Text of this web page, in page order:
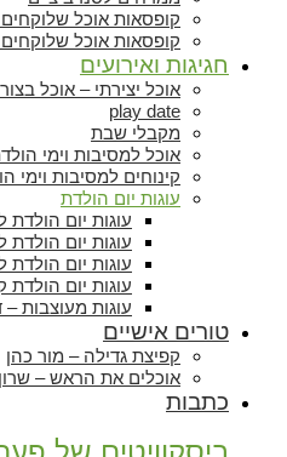
קופסאות אוכל
קופסאות אוכל שלוקחים
חגיגות ואירועים
אוכל יצירתי – אוכל
play date
מקבלי שבת
אוכל למסיבות וימי
קינוחים למסיבות וימי
עוגות יום הולדת
עוגות יום הולדת
עוגות יום הולדת
עוגות יום הולדת
עוגות יום הולדת
עוגות מעוצבות –
טורים אישיים
קפיצת גדילה – מור כהן
אוכלים את הראש – שרון
כתבות